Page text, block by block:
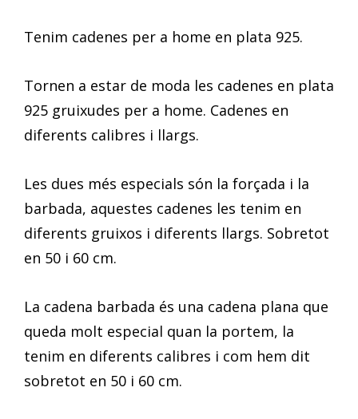
Tenim cadenes per a home en plata 925.
Tornen a estar de moda les cadenes en plata
925 gruixudes per a home. Cadenes en
diferents calibres i llargs.
Les dues més especials són la forçada i la
barbada, aquestes cadenes les tenim en
diferents gruixos i diferents llargs. Sobretot
en 50 i 60 cm.
La cadena barbada és una cadena plana que
queda molt especial quan la portem, la
tenim en diferents calibres i com hem dit
sobretot en 50 i 60 cm.